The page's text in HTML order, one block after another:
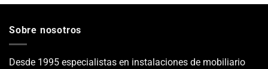
Sobre nosotros
Desde 1995 especialistas en instalaciones de mobiliario